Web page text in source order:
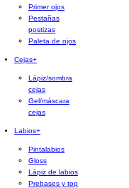
Primer ojos
Pestañas
postizas
Paleta de ojos
Cejas+
Lápiz/sombra
cejas
Gel/máscara
cejas
Labios+
Pintalabios
Gloss
Lápiz de labios
Prebases y top